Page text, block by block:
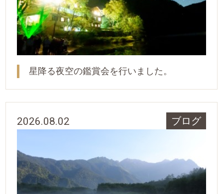
星降る夜空の鑑賞会を行いました。
2026.08.02 ブログ